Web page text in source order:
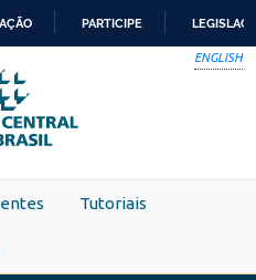
PARA
O
CONTEÚDO
PARTICIPE
ENGLISH
Tutoriais